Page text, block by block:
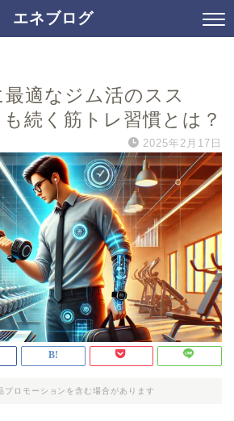
エネブログ
適なジム活のスス
続く筋トレ習慣とは？
2025年2月17日
プロモーションを含む場合があります